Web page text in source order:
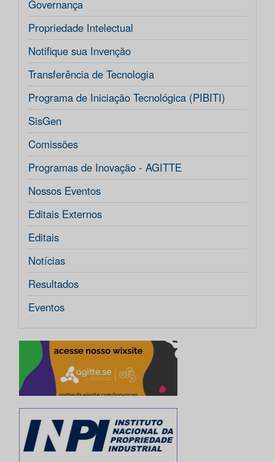
Governança
Propriedade Intelectual
Notifique sua Invenção
Transferência de Tecnologia
Programa de Iniciação Tecnológica (PIBITI)
SisGen
Comissões
Programas de Inovação - AGITTE
Nossos Eventos
Editais Externos
Editais
Notícias
Resultados
Eventos